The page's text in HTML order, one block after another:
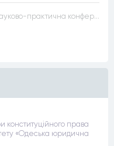
22 червня відбудеться Міжнародна науково-практична конференція “Конституційна демократія в умовах загроз територіальній цілісності та національній безпеці”
конституційного права
«Одеська юридична